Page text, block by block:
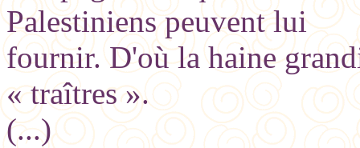
Palestiniens peuvent lui
fournir. D'où la haine
« traîtres ».
(...)